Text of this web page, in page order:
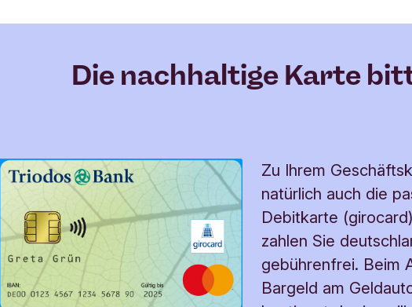
Kontoauszug
gebührenfrei im
SecureGo plus-App gebührenfrei
Jahresbeitrag Debitkarte 15,- EUR
Zahlungen mit der Debitkarte im
Eurogebiet
gebührenfrei
Die nachhaltige Karte
Zu Ihrem
natürlich auch die
Debitkarte
zahlen Sie
gebührenfrei. Beim
Bargeld am